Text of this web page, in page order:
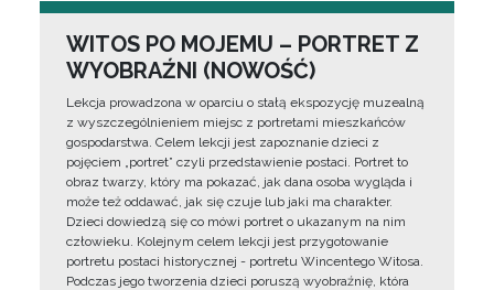
WITOS PO MOJEMU – PORTRET Z
WYOBRAŹNI (NOWOŚĆ)
Lekcja prowadzona w oparciu o stałą ekspozycję muzealną
z wyszczególnieniem miejsc z portretami mieszkańców
gospodarstwa. Celem lekcji jest zapoznanie dzieci z
pojęciem „portret” czyli przedstawienie postaci. Portret to
obraz twarzy, który ma pokazać, jak dana osoba wygląda i
może też oddawać, jak się czuje lub jaki ma charakter.
Dzieci dowiedzą się co mówi portret o ukazanym na nim
człowieku. Kolejnym celem lekcji jest przygotowanie
portretu postaci historycznej - portretu Wincentego Witosa.
Podczas jego tworzenia dzieci poruszą wyobraźnię, która